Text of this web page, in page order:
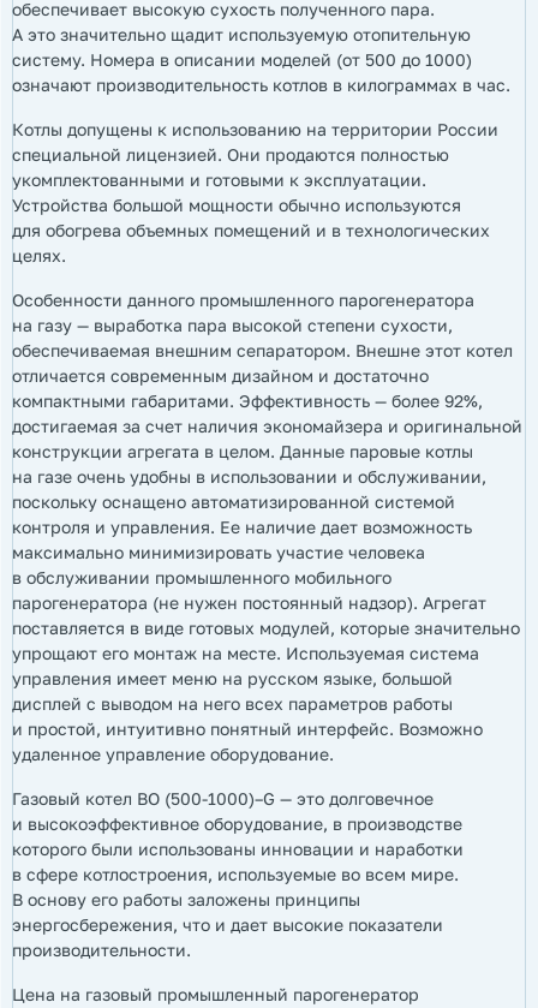
обеспечивает высокую сухость полученного пара.
А это значительно щадит используемую отопительную
систему. Номера в описании моделей (от 500 до 1000)
означают производительность котлов в килограммах в час.
Котлы допущены к использованию на территории России
специальной лицензией. Они продаются полностью
укомплектованными и готовыми к эксплуатации.
Устройства большой мощности обычно используются
для обогрева объемных помещений и в технологических
целях.
Особенности данного промышленного парогенератора
на газу — выработка пара высокой степени сухости,
обеспечиваемая внешним сепаратором. Внешне этот котел
отличается современным дизайном и достаточно
компактными габаритами. Эффективность — более 92%,
достигаемая за счет наличия экономайзера и оригинальной
конструкции агрегата в целом. Данные паровые котлы
на газе очень удобны в использовании и обслуживании,
поскольку оснащено автоматизированной системой
контроля и управления. Ее наличие дает возможность
максимально минимизировать участие человека
в обслуживании промышленного мобильного
парогенератора (не нужен постоянный надзор). Агрегат
поставляется в виде готовых модулей, которые значительно
упрощают его монтаж на месте. Используемая система
управления имеет меню на русском языке, большой
дисплей с выводом на него всех параметров работы
и простой, интуитивно понятный интерфейс. Возможно
удаленное управление оборудование.
Газовый котел ВО (500-1000)–G — это долговечное
и высокоэффективное оборудование, в производстве
которого были использованы инновации и наработки
в сфере котлостроения, используемые во всем мире.
В основу его работы заложены принципы
энергосбережения, что и дает высокие показатели
производительности.
Цена на газовый промышленный парогенератор